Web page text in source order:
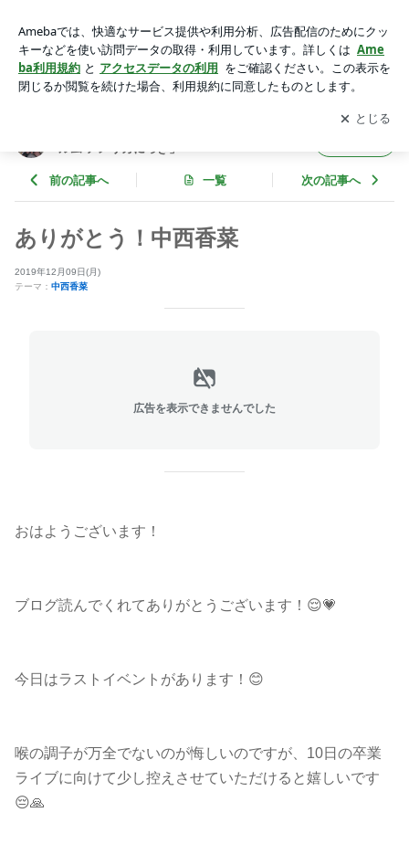
ンジュルム アメリカにっき」Powered by Ameba
アプリをダウンロードして ブログの更新通知
を受け取りまし
ょう。
開く
ルム アメリカにっき」
前の記事へ 一覧 次の記事へ
ありがとう！中西香菜
2019年12月09日(月)
テーマ： 中西香菜
広告を表示できませんでした
おはようございます！
ブログ読んでくれてありがとうございます！😌💗
今日はラストイベントがあります！😊
喉の調子が万全でないのが悔しいのですが、10日の卒業
ライブに向けて少し控えさせていただけると嬉しいです
😔🙏